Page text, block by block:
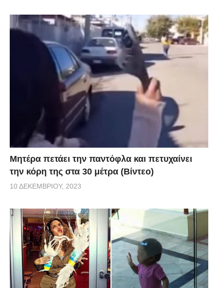
Μητέρα πετάει την παντόφλα και πετυχαίνει
την κόρη της στα 30 μέτρα (Βίντεο)
10 ΔΕΚΕΜΒΡΊΟΥ, 2023